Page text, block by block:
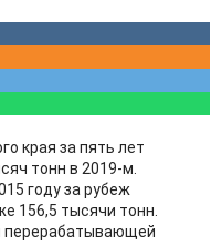
края за пять лет
тонн в 2019-м.
году за рубеж
156,5 тысячи тонн.
перерабатывающей